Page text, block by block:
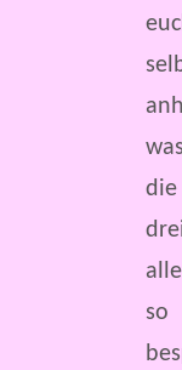
was
die
so